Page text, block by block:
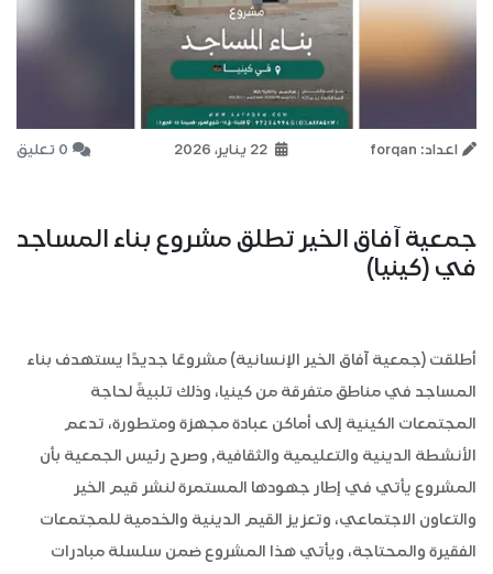
اعداد: forqan 22 يناير، 2026 0 تعليق
جمعية آفاق الخير تطلق مشروع بناء المساجد
في (كينيا)
أطلقت (جمعية آفاق الخير الإنسانية) مشروعًا جديدًا يستهدف بناء
المساجد في مناطق متفرقة من كينيا، وذلك تلبيةً لحاجة
المجتمعات الكينية إلى أماكن عبادة مجهزة ومتطورة، تدعم
الأنشطة الدينية والتعليمية والثقافية, وصرح رئيس الجمعية بأن
المشروع يأتي في إطار جهودها المستمرة لنشر قيم الخير
والتعاون الاجتماعي، وتعزيز القيم الدينية والخدمية للمجتمعات
الفقيرة والمحتاجة، ويأتي هذا المشروع ضمن سلسلة مبادرات